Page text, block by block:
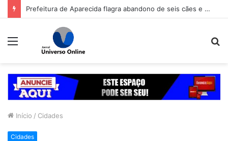
Prefeitura de Aparecida flagra abandono de seis cães e reitera que o ato é crime inafiançável
Menu
Início / Cidades
Cidades